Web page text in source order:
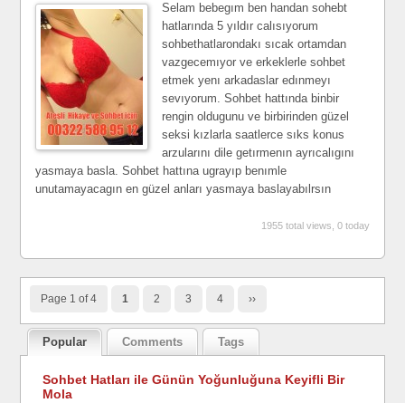
Selam bebegım ben handan sohebt
hatlarında 5 yıldır calısıyorum
sohbethatlarondakı sıcak ortamdan
vazgecemıyor ve erkeklerle sohbet
etmek yenı arkadaslar edınmeyı
sevıyorum. Sohbet hattında binbir
rengin oldugunu ve birbirinden güzel
seksi kızlarla saatlerce sıks konus
arzularını dile getırmenın ayrıcalıgını
yasmaya basla. Sohbet hattına ugrayıp benımle
unutamayacagın en güzel anları yasmaya baslayabılrsın
1955 total views, 0 today
Page 1 of 4 1 2 3 4 ››
Popular Comments Tags
Sohbet Hatları ile Günün Yoğunluğuna Keyifli Bir
Mola